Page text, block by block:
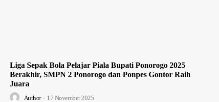
Liga Sepak Bola Pelajar Piala Bupati Ponorogo 2025
Berakhir, SMPN 2 Ponorogo dan Ponpes Gontor Raih
Juara
Author - 17 November 2025